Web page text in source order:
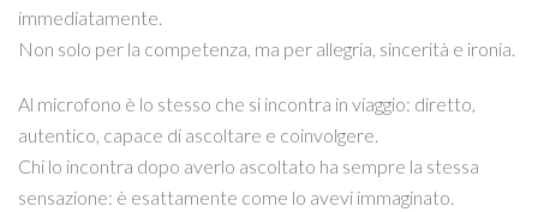
immediatamente.
Non solo per la competenza, ma per allegria, sincerità e ironia.
Al microfono è lo stesso che si incontra in viaggio: diretto,
autentico, capace di ascoltare e coinvolgere.
Chi lo incontra dopo averlo ascoltato ha sempre la stessa
sensazione: è esattamente come lo avevi immaginato.